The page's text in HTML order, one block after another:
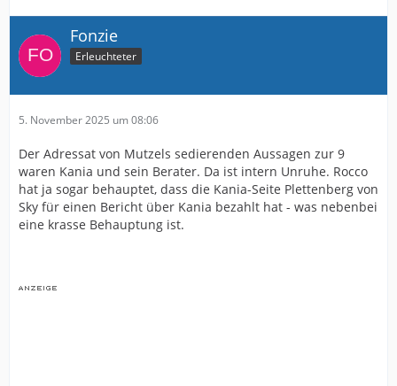
Fonzie
Erleuchteter
5. November 2025 um 08:06
Der Adressat von Mutzels sedierenden Aussagen zur 9
waren Kania und sein Berater. Da ist intern Unruhe. Rocco
hat ja sogar behauptet, dass die Kania-Seite Plettenberg von
Sky für einen Bericht über Kania bezahlt hat - was nebenbei
eine krasse Behauptung ist.